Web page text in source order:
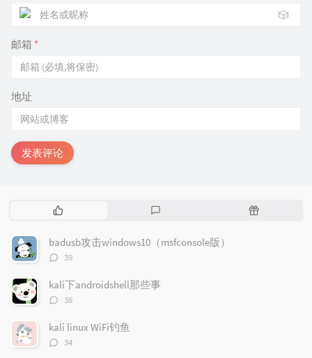
🎲
邮箱 *
地址
发表评论
热
文
章
评
随
badusb攻击windows10（msfconsole版）
评
数：
39
kali下androidshell那些事
评
数：
36
kali linux WiFi钓鱼
评
34